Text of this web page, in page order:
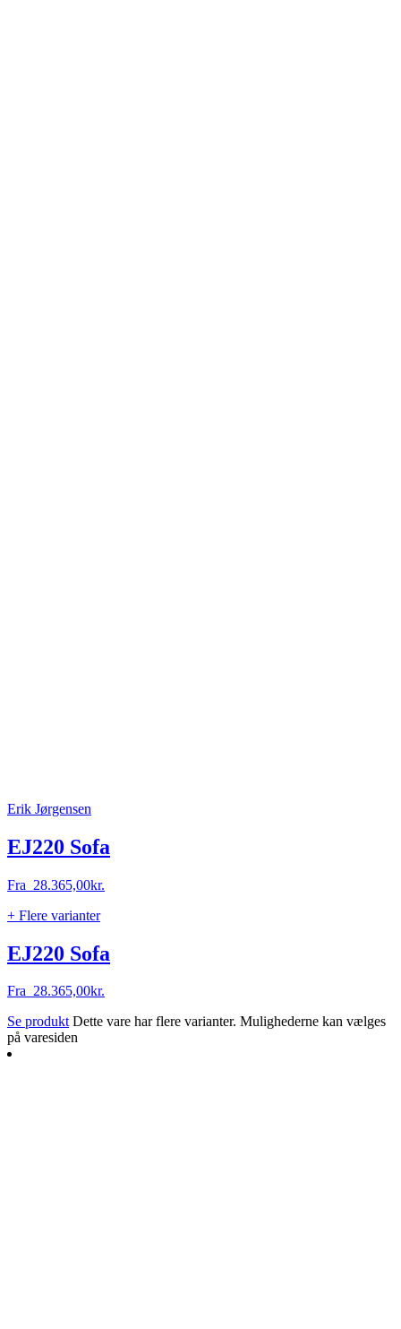
Erik Jørgensen
EJ220 Sofa
Fra 28.365,00kr.
+ Flere varianter
EJ220 Sofa
Fra 28.365,00kr.
Se produkt Dette vare har flere varianter. Mulighederne kan vælges
på varesiden